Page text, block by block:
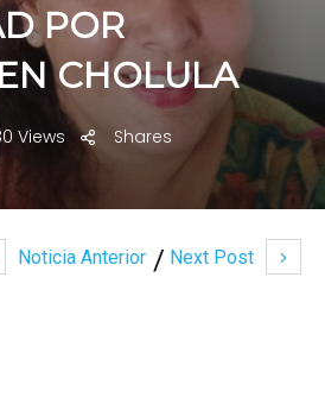
Noticia Anterior Next Post
POR
CHOLULA
Views Shares